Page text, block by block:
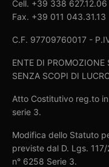
Cell. +39 338 627.12.06
Fax. +39 011 043.31.13
C.F. 97709760017 -
ENTE DI PROMOZIONE
SENZA SCOPI DI
Atto Costitutivo reg.to
serie 3.
Modifica dello Statuto
previste dal D. Lgs.
n° 6258 Serie 3.